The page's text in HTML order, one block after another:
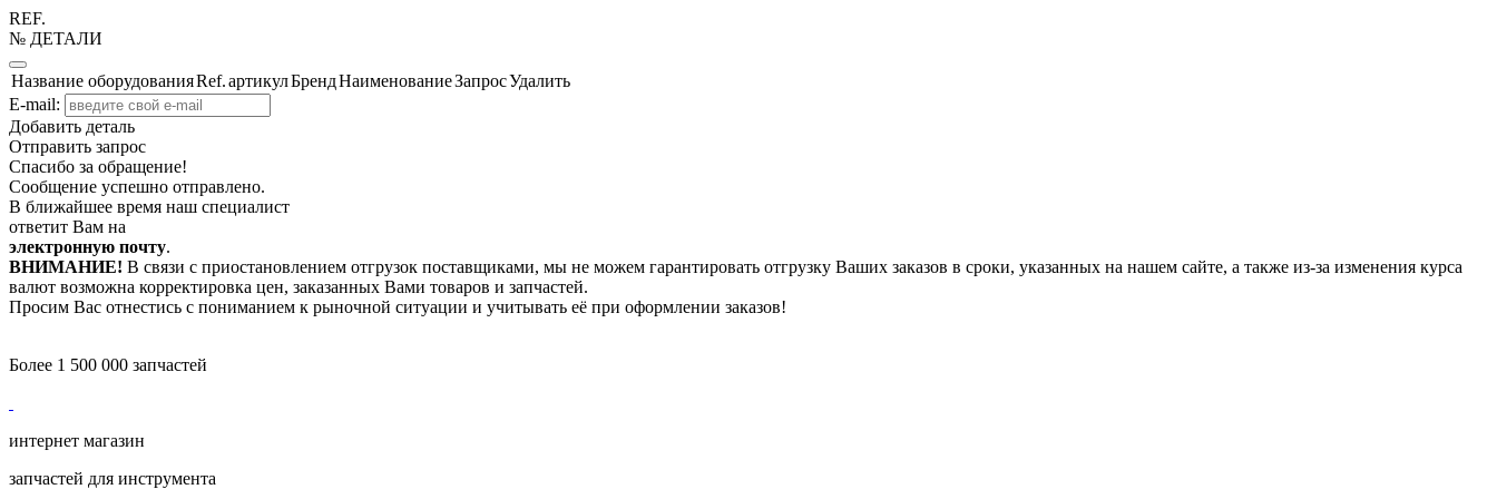
REF.
№ ДЕТАЛИ
Название оборудованияRef.артикулБрендНаименованиеЗапросУдалить
E-mail:
Добавить деталь
Отправить запрос
Спасибо за обращение!
Сообщение успешно отправлено.
В ближайшее время наш специалист
ответит Вам на
электронную почту.
ВНИМАНИЕ! В связи с приостановлением отгрузок поставщиками, мы не можем гарантировать отгрузку Ваших заказов в сроки, указанных на нашем сайте, а также из-за изменения курса
валют возможна корректировка цен, заказанных Вами товаров и запчастей.
Просим Вас отнестись с пониманием к рыночной ситуации и учитывать её при оформлении заказов!
Более 1 500 000 запчастей
интернет магазин
запчастей для инструмента